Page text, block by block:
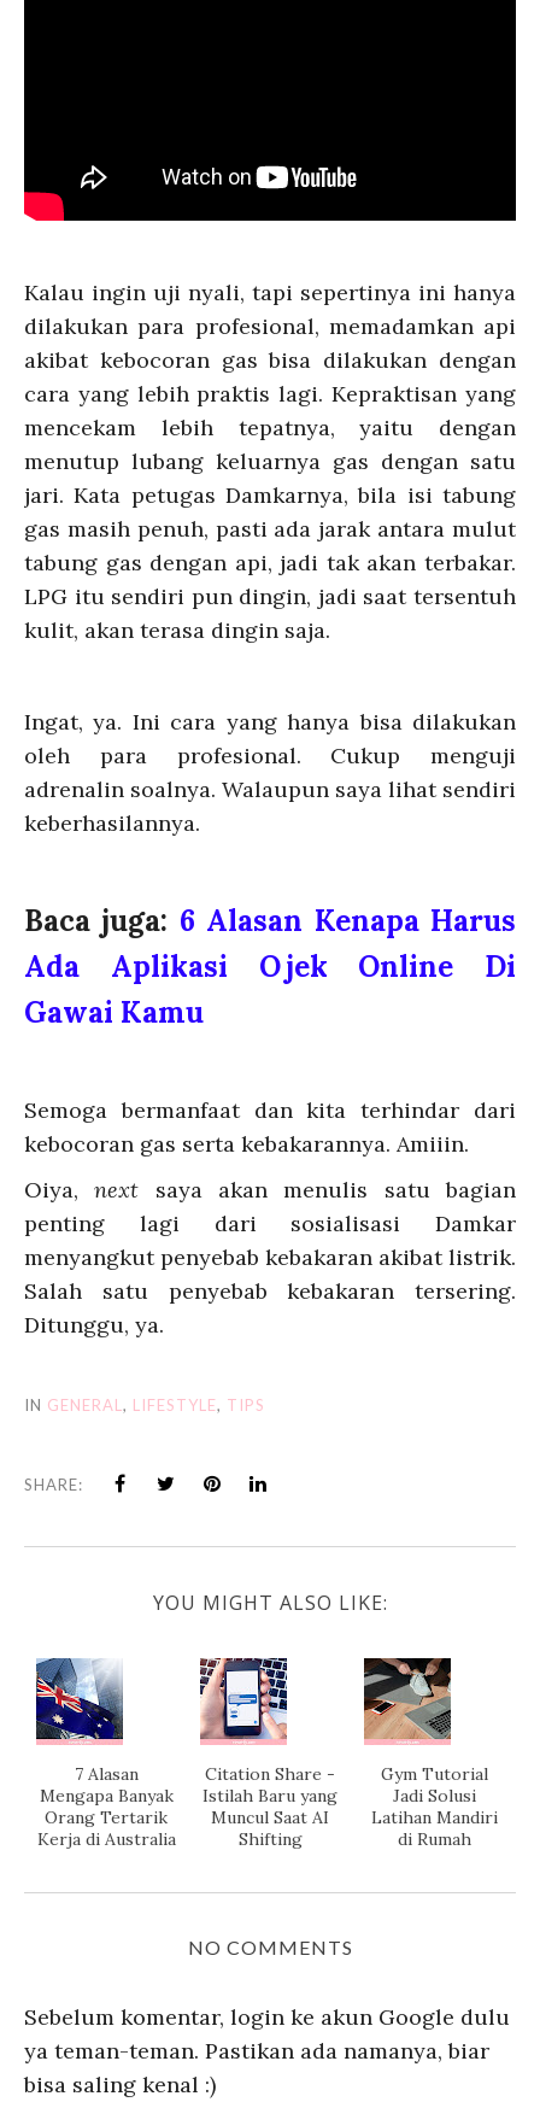
Kalau ingin uji nyali, tapi sepertinya ini hanya
dilakukan para profesional, memadamkan api
akibat kebocoran gas bisa dilakukan dengan
cara yang lebih praktis lagi. Kepraktisan yang
mencekam lebih tepatnya, yaitu dengan
menutup lubang keluarnya gas dengan satu
jari. Kata petugas Damkarnya, bila isi tabung
gas masih penuh, pasti ada jarak antara mulut
tabung gas dengan api, jadi tak akan terbakar.
LPG itu sendiri pun dingin, jadi saat tersentuh
kulit, akan terasa dingin saja.
Ingat, ya. Ini cara yang hanya bisa dilakukan
oleh para profesional. Cukup menguji
adrenalin soalnya. Walaupun saya lihat sendiri
keberhasilannya.
Baca juga: 6 Alasan Kenapa Harus
Ada Aplikasi Ojek Online Di
Gawai Kamu
Semoga bermanfaat dan kita terhindar dari
kebocoran gas serta kebakarannya. Amiiin.
Oiya,next saya akan menulis satu bagian
penting lagi dari sosialisasi Damkar
menyangkut penyebab kebakaran akibat listrik.
Salah satu penyebab kebakaran tersering.
Ditunggu, ya.
IN GENERAL , LIFESTYLE, TIPS
SHARE:
YOU MIGHT ALSO LIKE:
7 Alasan
Mengapa Banyak
Orang Tertarik
Kerja di Australia
Citation Share -
Istilah Baru yang
Muncul Saat AI
Shifting
Gym Tutorial
Jadi Solusi
Latihan Mandiri
di Rumah
NO COMMENTS
Sebelum komentar, login ke akun Google dulu
ya teman-teman. Pastikan ada namanya, biar
bisa saling kenal :)